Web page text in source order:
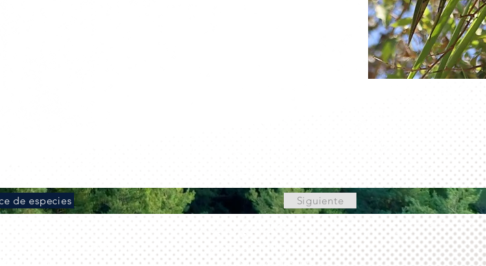
de especies Siguiente
Cantón Zunca, Distrito
Atiquizaya,
ventas@raindropsv.com
+ (503) 7371-3605